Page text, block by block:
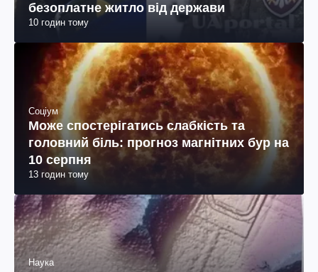
безоплатне житло від держави
10 годин тому
Соціум
Може спостерігатись слабкість та
головний біль: прогноз магнітних бур на
10 серпня
13 годин тому
Наука